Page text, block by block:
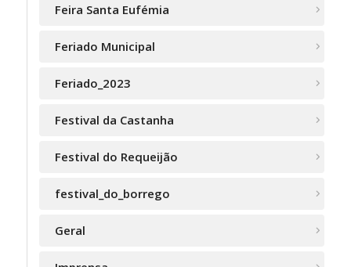
Feira Santa Eufémia
Feriado Municipal
Feriado_2023
Festival da Castanha
Festival do Requeijão
festival_do_borrego
Geral